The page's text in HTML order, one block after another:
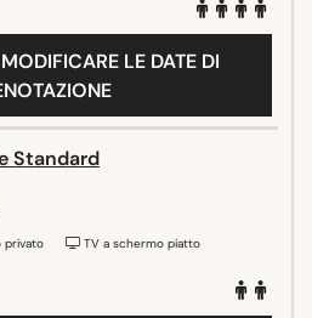
LE DATE DI
Standard
privato TV a schermo piatto